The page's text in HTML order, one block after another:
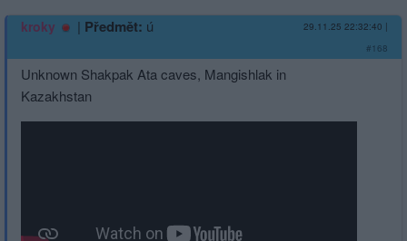
kroky | Předmět: ú 29.11.25 22:32:40 |
#168
Unknown Shakpak Ata caves, Mangishlak in
Kazakhstan